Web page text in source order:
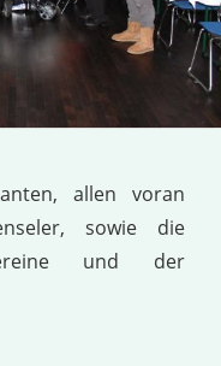
allen voran
sowie die
und der